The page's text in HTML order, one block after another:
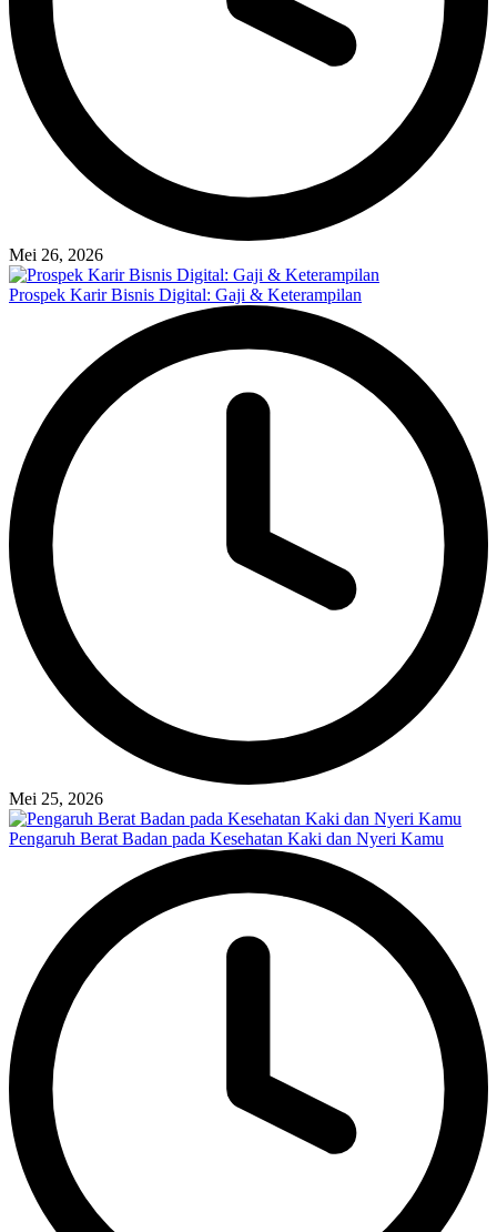
Mei 26, 2026
Prospek Karir Bisnis Digital: Gaji & Keterampilan
Mei 25, 2026
Pengaruh Berat Badan pada Kesehatan Kaki dan Nyeri Kamu